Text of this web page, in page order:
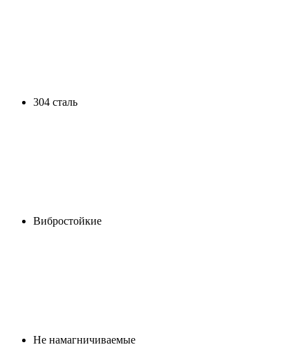
304 сталь
Вибростойкие
Не намагничиваемые